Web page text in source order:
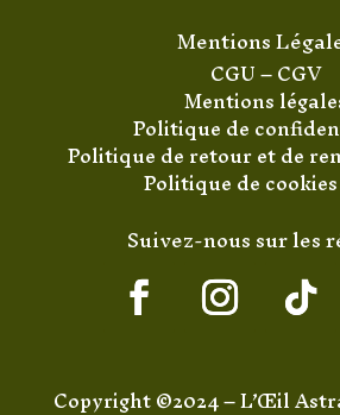
Mentions
CGU–CGV
Mentions
Politique de
Politique de retour et de
Politique de
Suivez-nous sur les
Copyright ©2024 – L’Œil